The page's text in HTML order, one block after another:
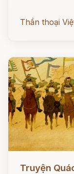
Thần thoại
Truyện